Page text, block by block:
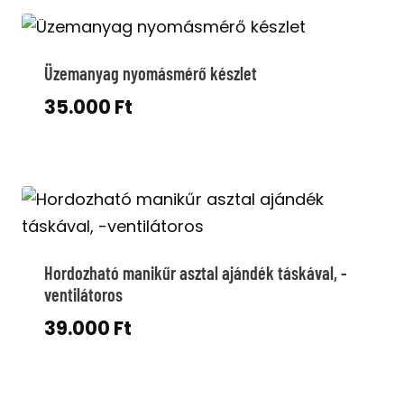
Üzemanyag nyomásmérő készlet
35.000 Ft
Hordozható manikűr asztal ajándék táskával, -
ventilátoros
39.000 Ft